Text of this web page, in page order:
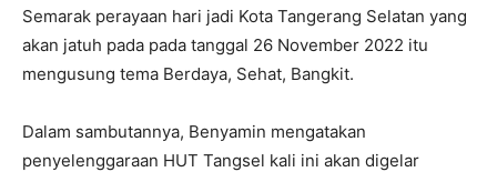
Semarak perayaan hari jadi Kota Tangerang Selatan yang
akan jatuh pada pada tanggal 26 November 2022 itu
mengusung tema Berdaya, Sehat, Bangkit.
Dalam sambutannya, Benyamin mengatakan
penyelenggaraan HUT Tangsel kali ini akan digelar